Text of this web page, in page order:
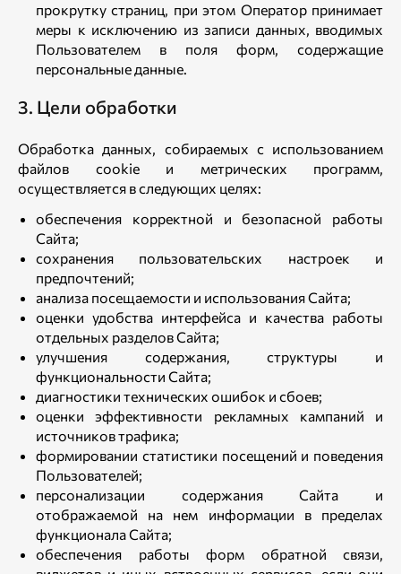
прокрутку страниц, при этом Оператор принимает
меры к исключению из записи данных, вводимых
Пользователем в поля форм, содержащие
персональные данные.
3. Цели обработки
Обработка данных, собираемых с использованием
файлов cookie и метрических программ,
осуществляется в следующих целях:
обеспечения корректной и безопасной работы
Сайта;
сохранения пользовательских настроек и
предпочтений;
анализа посещаемости и использования Сайта;
оценки удобства интерфейса и качества работы
отдельных разделов Сайта;
улучшения содержания, структуры и
функциональности Сайта;
диагностики технических ошибок и сбоев;
оценки эффективности рекламных кампаний и
источников трафика;
формировании статистики посещений и поведения
Пользователей;
персонализации содержания Сайта и
отображаемой на нем информации в пределах
функционала Сайта;
обеспечения работы форм обратной связи,